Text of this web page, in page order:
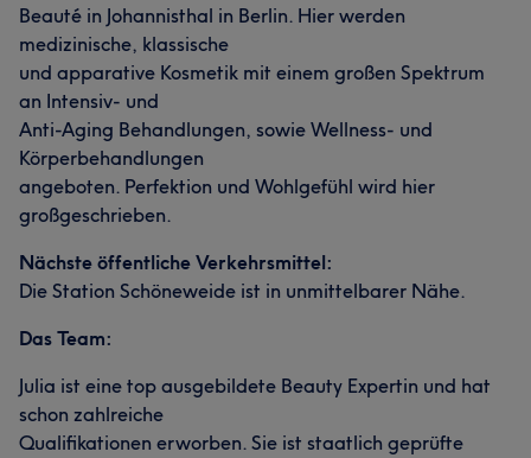
Beauté in Johannisthal in Berlin. Hier werden
medizinische, klassische
und apparative Kosmetik mit einem großen Spektrum
an Intensiv- und
Anti-Aging Behandlungen, sowie Wellness- und
Körperbehandlungen
angeboten. Perfektion und Wohlgefühl wird hier
großgeschrieben.
Nächste öffentliche Verkehrsmittel:
Die Station Schöneweide ist in unmittelbarer Nähe.
Das Team:
Julia ist eine top ausgebildete Beauty Expertin und hat
schon zahlreiche
Qualifikationen erworben. Sie ist staatlich geprüfte